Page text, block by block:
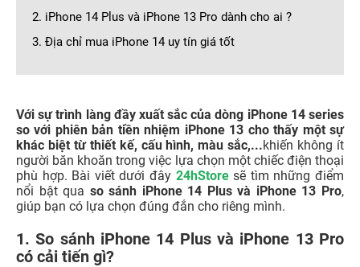
2. iPhone 14 Plus và iPhone 13 Pro dành cho ai ?
3. Địa chỉ mua iPhone 14 uy tín giá tốt
Với sự trình làng đầy xuất sắc của dòng iPhone 14 series
so với phiên bản tiền nhiệm iPhone 13 cho thấy một sự
khác biệt từ thiết kế, cấu hình, màu sắc,...khiến không ít
người băn khoăn trong việc lựa chọn một chiếc điện thoại
phù hợp. Bài viết dưới đây 24hStoresẽ tìm những điểm
nổi bật qua so sánh iPhone 14 Plus và iPhone 13 Pro,
giúp bạn có lựa chọn đúng đắn cho riêng mình.
1. So sánh iPhone 14 Plus và iPhone 13 Pro
có cải tiến gì?